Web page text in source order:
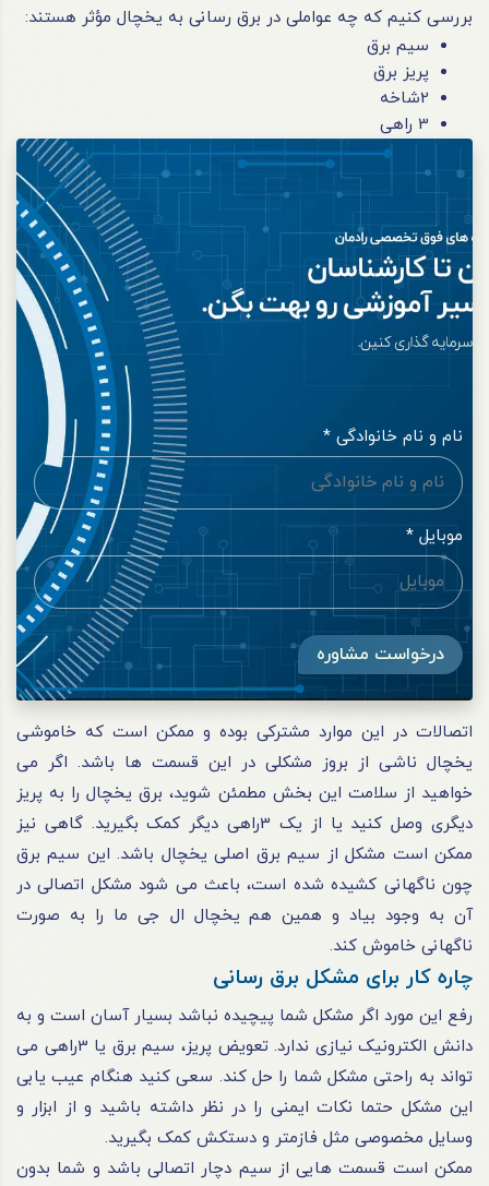
بررسی کنیم که چه عواملی در برق‌ رسانی به یخچال مؤثر هستند:
سیم برق
پریز برق
2شاخه
3 راهی
نام و نام خانوادگی *
موبایل *
درخواست مشاوره
اتصالات در این موارد مشترکی بوده و ممکن است که خاموشی
یخچال ناشی از بروز مشکلی در این قسمت‌ ها باشد. اگر می‌
خواهید از سلامت این بخش مطمئن شوید، برق یخچال را به پریز
دیگری وصل کنید یا از یک 3راهی دیگر کمک بگیرید. گاهی نیز
ممکن است مشکل از سیم برق اصلی یخچال باشد. این سیم برق
چون ناگهانی کشیده شده است، باعث می شود مشکل اتصالی در
آن به‌ وجود بیاد و همین هم یخچال ال جی ما را به‌ صورت
ناگهانی خاموش کند.
چاره کار برای مشکل برق رسانی
رفع این مورد اگر مشکل شما پیچیده نباشد بسیار آسان است و به
دانش الکترونیک نیازی ندارد. تعویض پریز، سیم برق یا 3راهی می‌
تواند به‌ راحتی مشکل شما را حل کند. سعی کنید هنگام عیب‌ یابی
این مشکل حتما نکات ایمنی را در نظر داشته باشید و از ابزار‌ و
وسایل مخصوصی مثل فازمتر و دستکش کمک بگیرید.
ممکن است قسمت‌ هایی از سیم دچار اتصالی باشد و شما بدون